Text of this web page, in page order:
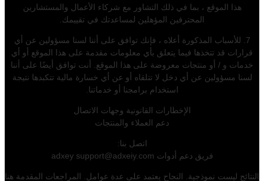
هذا الموقع ، بما في ذلك التشاور مع شركاء الأعمال والمستشارين
المحترفين المؤهلين لمساعدتك في تقييمك.
7. للأسباب المذكورة أعلاه ، فإنك توافق على أننا لسنا مسؤولين عن أي
قرارات قد تتخذها فيما يتعلق بأي معلومات مقدمة على هذا الموقع أو أي
خدمات و / أو منتجات معروضة على هذا الموقع. أنت توافق أيضًا على أننا
لسنا مسؤولين عن أي دخل لا تتلقاه أو عن أي خسارة مالية تتكبدها نتيجة
استخدام برامجنا أو خدماتنا.
الإخطارات القانونية وجهات الاتصال
دعم العملاء والمنتجات
اتصل بنا:
فريق دعم أدوات adxey support@adxeiy.com
النتائج ليست نموذجية. النجاح يعتمد على عدة عوامل. المراجعات المقدمة هنا